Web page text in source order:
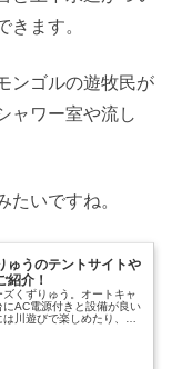
きます。
ンゴルの遊牧民が
ャワー室や流し
いですね。
ゅうのテントサイトや
紹介！
くずりゅう。オートキャ
AC電源付きと設備が良い
川遊びで楽しめたり、ボ